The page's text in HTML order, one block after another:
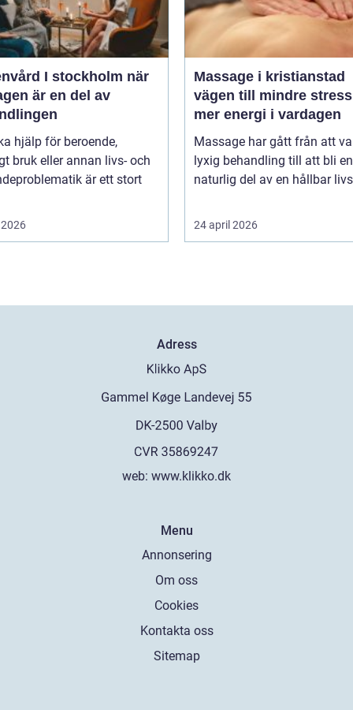
I stockholm när
är en del av
hjälp för beroende,
bruk eller annan livs- och
är ett stort
Massage i kristianstad
vägen till mindre
mer energi i vardagen
Massage har gått från att
lyxig behandling till att bli en
naturlig del av en hållbar
24 april 2026
Adress
web: www.klikko.dk
Menu
Annonsering
Om oss
Cookies
Kontakta oss
Sitemap